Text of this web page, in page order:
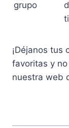
grupo
¡Déjanos tus
favoritas y
nuestra web